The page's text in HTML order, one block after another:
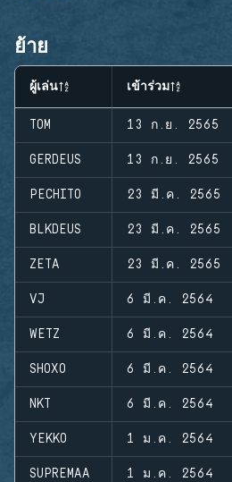
ย้าย
ผู้เล่น เข้าร่วม
TOM 13 ก.ย. 2565
GERDEUS 13 ก.ย. 2565
PECHITO 23 มี.ค. 2565
BLKDEUS 23 มี.ค. 2565
ZETA 23 มี.ค. 2565
VJ 6 มี.ค. 2564
WETZ 6 มี.ค. 2564
SHOXO 6 มี.ค. 2564
NKT 6 มี.ค. 2564
YEKKO 1 ม.ค. 2564
SUPREMAA 1 ม.ค. 2564